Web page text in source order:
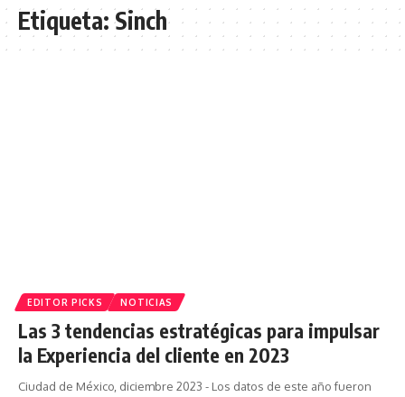
Etiqueta:Sinch
EDITOR PICKS NOTICIAS
Las 3 tendencias estratégicas para impulsar
la Experiencia del cliente en 2023
Ciudad de México, diciembre 2023 - Los datos de este año fueron